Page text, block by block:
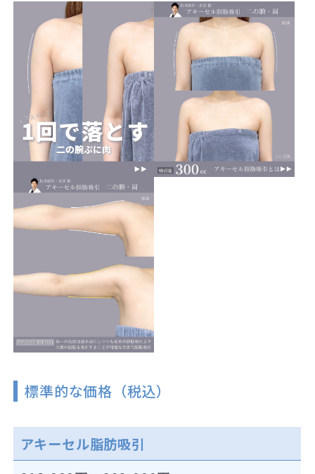
標準的な価格（税込）
アキーセル脂肪吸引